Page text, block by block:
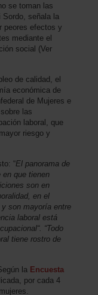
se toman las
señala la
peores efectos y
mediante el
social (Ver
de calidad, el
económica de
de Mujeres e
las
laboral, que
riesgo y
“El panorama de
en que tienen
son en
en el
son mayoría entre
laboral está
“Todo
tiene rostro de
la Encuesta
por cada 4